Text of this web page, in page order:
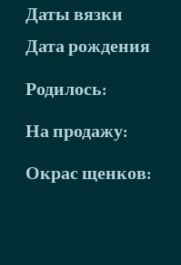
Даты вязки
Дата рождения
Родилось:
На продажу:
Окрас щенков: